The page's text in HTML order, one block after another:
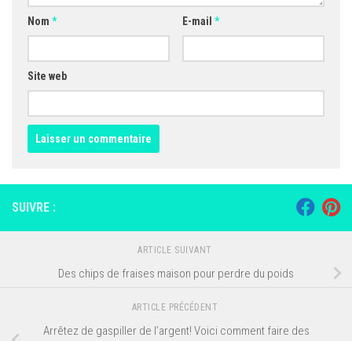
Nom * E-mail *
Site web
SUIVRE :
ARTICLE SUIVANT
Des chips de fraises maison pour perdre du poids
ARTICLE PRÉCÉDENT
Arrêtez de gaspiller de l’argent! Voici comment faire des